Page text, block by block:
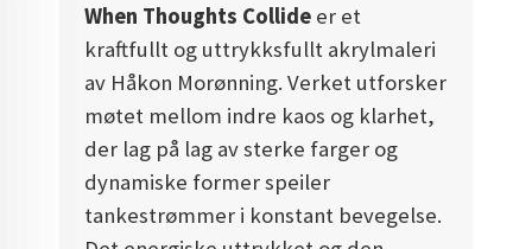
When Thoughts Collide er et
kraftfullt og uttrykksfullt akrylmaleri
av Håkon Morønning. Verket utforsker
møtet mellom indre kaos og klarhet,
der lag på lag av sterke farger og
dynamiske former speiler
tankestrømmer i konstant bevegelse.